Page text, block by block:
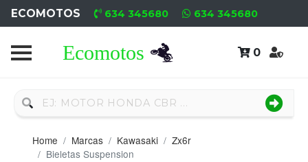
ECOMOTOS 634 345680 634 345680
0
Home
Nuevo
Neumáticos
Home Marcas Kawasaki
Zx6r
Bieletas Suspension